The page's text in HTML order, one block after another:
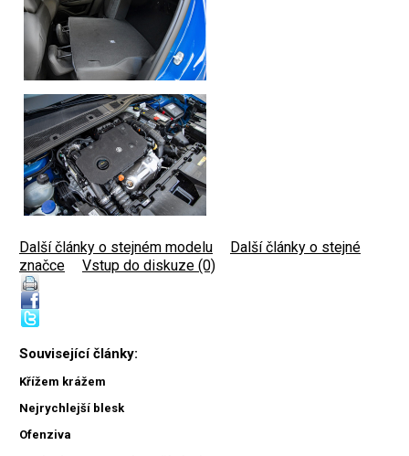
Další články o stejném modelu
Další články o stejné
značce
Vstup do diskuze (0)
Související články:
Křížem krážem
Nejrychlejší blesk
Ofenziva